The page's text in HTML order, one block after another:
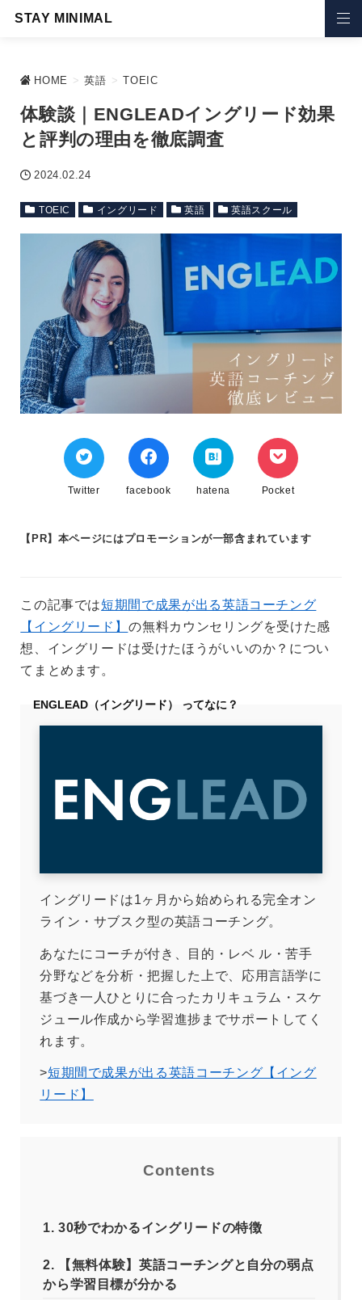
STAY MINIMAL
HOME > 英語 > TOEIC
体験談｜ENGLEADイングリード効果
と評判の理由を徹底調査
2024.02.24
TOEIC イングリード 英語 英語スクール
Twitter facebook hatena Pocket
【PR】本ページにはプロモーションが一部含まれています
この記事では短期間で成果が出る英語コーチング
【イングリード】 の無料カウンセリングを受けた感
想、イングリードは受けたほうがいいのか？につい
てまとめます。
ENGLEAD（イングリード） ってなに？
イングリードは1ヶ月から始められる完全オン
ライン・サブスク型の英語コーチング。
あなたにコーチが付き、目的・レベ ル・苦手
分野などを分析・把握した上で、応用言語学に
基づき一人ひとりに合ったカリキュラム・スケ
ジュール作成から学習進捗までサポートしてく
れます。
>短期間で成果が出る英語コーチング【イング
リード】
Contents
1. 30秒でわかるイングリードの特徴
2. 【無料体験】英語コーチングと自分の弱点
から学習目標が分かる